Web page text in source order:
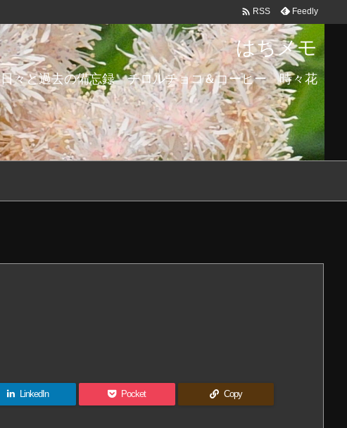
はちメモ
日々と過去の備忘録 チロルチョコ＆コーヒー 時々花
 RSS Feedly
LinkedIn Pocket Copy